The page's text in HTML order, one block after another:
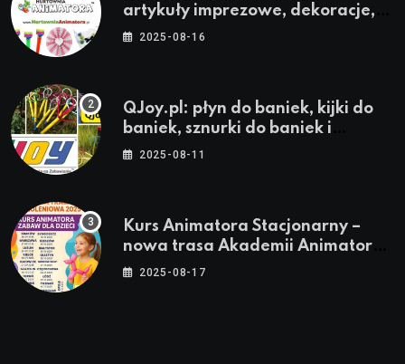
artykuły imprezowe, dekoracje,
stroje i akcesoria dla animatorów
2025-08-16
QJoy.pl: płyn do baniek, kijki do
baniek, sznurki do baniek i
zestawy do baniek
2025-08-11
Kurs Animatora Stacjonarny –
nowa trasa Akademii Animatora
– jesień 2025
2025-08-17